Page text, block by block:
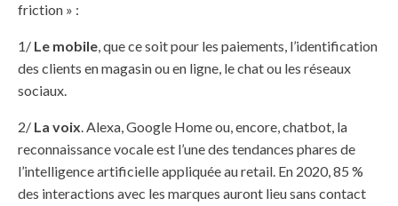
friction » :
1/ Le mobile, que ce soit pour les paiements, l’identification
des clients en magasin ou en ligne, le chat ou les réseaux
sociaux.
2/ La voix. Alexa, Google Home ou, encore, chatbot, la
reconnaissance vocale est l’une des tendances phares de
l’intelligence artificielle appliquée au retail. En 2020, 85 %
des interactions avec les marques auront lieu sans contact